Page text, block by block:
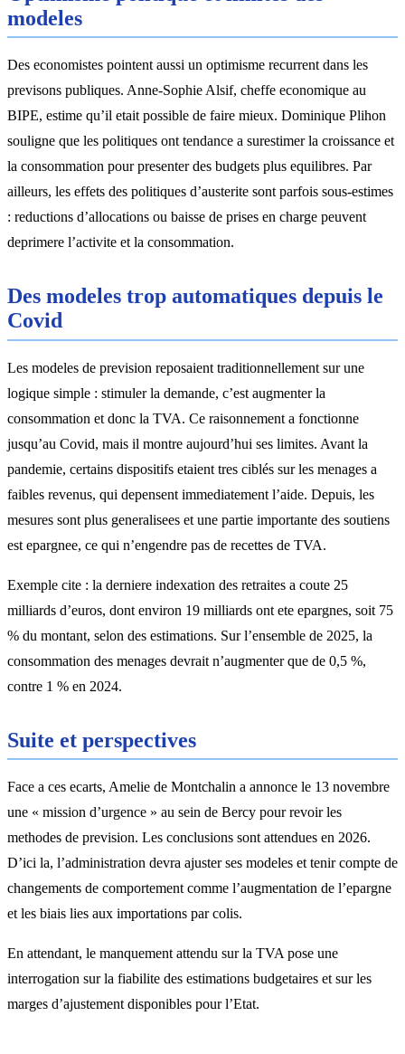
modeles
Des economistes pointent aussi un optimisme recurrent dans les
previsons publiques. Anne-Sophie Alsif, cheffe economique au
BIPE, estime qu’il etait possible de faire mieux. Dominique Plihon
souligne que les politiques ont tendance a surestimer la croissance et
la consommation pour presenter des budgets plus equilibres. Par
ailleurs, les effets des politiques d’austerite sont parfois sous-estimes
: reductions d’allocations ou baisse de prises en charge peuvent
deprimere l’activite et la consommation.
Des modeles trop automatiques depuis le
Covid
Les modeles de prevision reposaient traditionnellement sur une
logique simple : stimuler la demande, c’est augmenter la
consommation et donc la TVA. Ce raisonnement a fonctionne
jusqu’au Covid, mais il montre aujourd’hui ses limites. Avant la
pandemie, certains dispositifs etaient tres ciblés sur les menages a
faibles revenus, qui depensent immediatement l’aide. Depuis, les
mesures sont plus generalisees et une partie importante des soutiens
est epargnee, ce qui n’engendre pas de recettes de TVA.
Exemple cite : la derniere indexation des retraites a coute 25
milliards d’euros, dont environ 19 milliards ont ete epargnes, soit 75
% du montant, selon des estimations. Sur l’ensemble de 2025, la
consommation des menages devrait n’augmenter que de 0,5 %,
contre 1 % en 2024.
Suite et perspectives
Face a ces ecarts, Amelie de Montchalin a annonce le 13 novembre
une « mission d’urgence » au sein de Bercy pour revoir les
methodes de prevision. Les conclusions sont attendues en 2026.
D’ici la, l’administration devra ajuster ses modeles et tenir compte de
changements de comportement comme l’augmentation de l’epargne
et les biais lies aux importations par colis.
En attendant, le manquement attendu sur la TVA pose une
interrogation sur la fiabilite des estimations budgetaires et sur les
marges d’ajustement disponibles pour l’Etat.